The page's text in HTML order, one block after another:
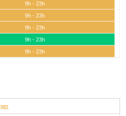
9h - 23h
9h - 23h
9h - 23h
9h - 23h
9h - 23h